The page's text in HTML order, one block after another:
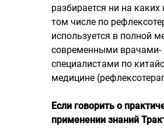
разбирается ни на каких
том числе по
используется в полной
современными врачами-
специалистами по
медицине
Если говорить о
применении знаний